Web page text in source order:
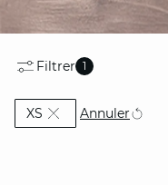
Filtrer 1
XS Actuellement affiné
Annuler